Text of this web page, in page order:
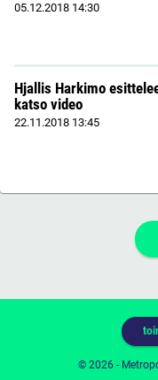
05.12.2018 14:30
Hjallis Harkimo
katso video
22.11.2018 13:45
© 2026 -